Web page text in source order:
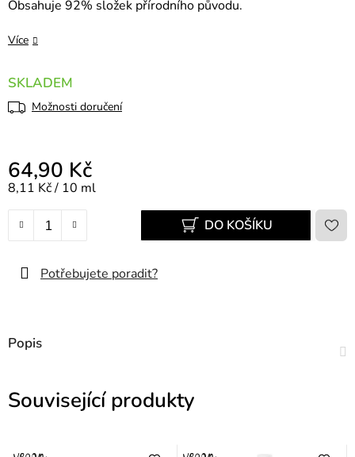
Obsahuje 92% složek přírodního původu.
Více
SKLADEM
Možnosti doručení
64,90 Kč
Měrná cena:
8,11 Kč / 10 ml
DO KOŠÍKU
Potřebujete poradit?
Popis
Související produkty